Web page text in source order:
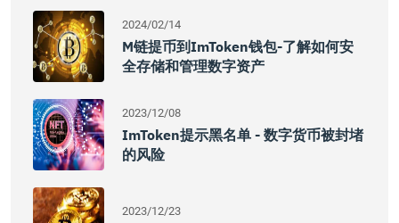
2024/02/14
M链提币到imToken钱包-了解如何安
全存储和管理数字资产
2023/12/08
ImToken提示黑名单 - 数字货币被封堵
的风险
2023/12/23